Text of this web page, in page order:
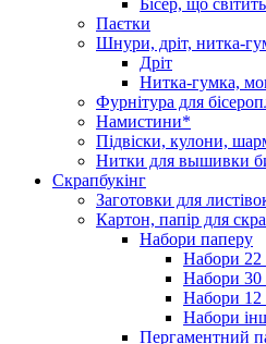
Паєтки
Шнури, дріт, нитка-
Дріт
Нитка-гумка,
Фурнітура для
Намистини*
Підвіски, кулони,
Нитки для вышивки
Скрапбукінг
Заготовки для
Картон, папір для
Набори паперу
Набори 22
Набори 30
Набори 12
Набори
Пергаментний